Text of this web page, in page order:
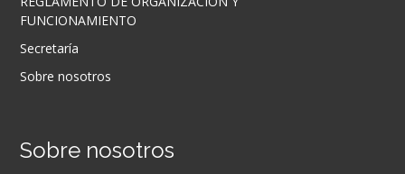
FUNCIONAMIENTO
Secretaría
Sobre nosotros
Sobre nosotros